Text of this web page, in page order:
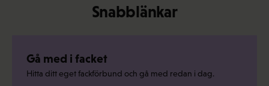
Snabblänkar
Gå med i facket
Hitta ditt eget fackförbund och gå med redan i dag.